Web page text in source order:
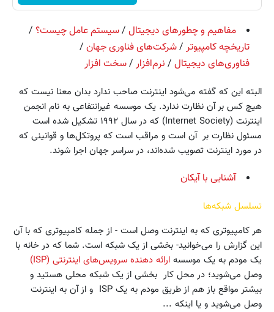
مفاهیم و چطورهای دیجیتال /سیستم عامل چیست؟ /
تاریخچه کامپیوتر /شرکت‌های فناوری جهان /
فناوری‌های دیجیتال / نرم‌افزار /سخت افزار
البته این که گفته می‌شود اینترنت صاحب ندارد بدان معنا نیست که
هیچ کس بر آن نظارت ندارد. یک موسسه غیرانتفاعی به نام انجمن
اینترنت (Internet Society) که در سال ۱۹۹۲ تشکیل شده است
مسئول نظارت بر آن است و مراقب است که پروتکل‌ها و قوانینی که
در مورد اینترنت تصویب شده‌اند، در سراسر جهان اجرا شوند.
آشنایی با آیکان
تسلسل شبکه‌ها
هر کامپیوتری که به اینترنت وصل است - از جمله کامپیوتری که با آن
این گزارش را می‌خوانید- بخشی از یک شبکه است. شما که در خانه با
یک مودم به یک موسسه ارائه دهنده سرویس‌های اینترنتی (ISP)
وصل می‌شوید؛ در محل کار بخشی از یک شبکه محلی هستید و
بیشتر مواقع باز هم از طریق مودم به یک ISP و از آن به اینترنت
وصل می‌شوید و یا اینکه ...